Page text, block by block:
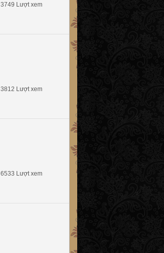
3749 Lượt xem
3812 Lượt xem
6533 Lượt xem